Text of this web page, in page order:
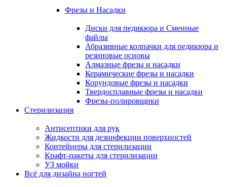
Фрезы и Насадки
Диски для педикюра и Сменные
файлы
Абразивные колпачки для педикюра и
резиновые основы
Алмазные фрезы и насадки
Керамические фрезы и насадки
Корундовые фрезы и насадки
Твердосплавные фрезы и насадки
Фрезы-полировщики
Стерилизация
Антисептики для рук
Жидкости для дезинфекции поверхностей
Контейнеры для стерилизации
Крафт-пакеты для стерилизации
УЗ мойки
Всё для дизайна ногтей